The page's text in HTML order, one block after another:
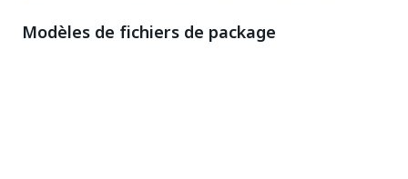
Modèles de fichiers de package